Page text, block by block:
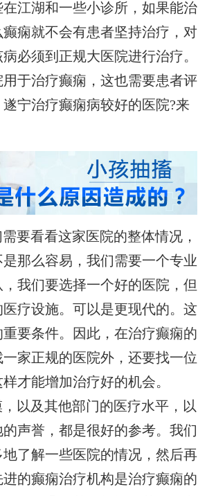
江湖和一些小诊所，如果能治
痫就不会有患者坚持治疗，对
必须到正规大医院进行治疗。
于治疗癫痫，这也需要患者评
宁治疗癫痫病较好的医院?来
要看看这家医院的整体情况，
是那么容易，我们需要一个专业
我们要选择一个好的医院，但
疗设施。可以是更现代的。这
要条件。因此，在治疗癫痫的
家正规的医院外，还要找一位
才能增加治疗好的机会。
，以及其他部门的医疗水平，以
声誉，都是很好的参考。我们
地了解一些医院的情况，然后再
的癫痫治疗机构是治疗癫痫的